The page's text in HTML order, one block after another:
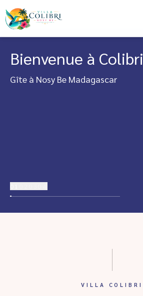
Bienvenue à Colibri
Gîte à Nosy Be Madagascar
VILLA COLIBRI